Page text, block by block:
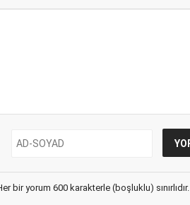
bir yorum 600 karakterle (boşluklu) sınırlıdır.